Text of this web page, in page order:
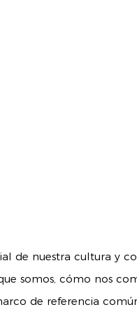
de nuestra cultura y
somos, cómo nos
de referencia